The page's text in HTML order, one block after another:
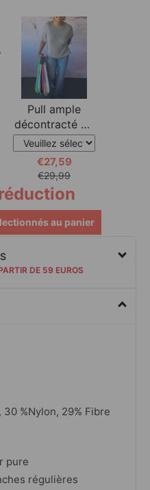
Pull ample
décontracté de
couleur unie à
€27,59
€29,99
au panier
DE 59 EUROS
%Nylon, 29% Fibre
pure
régulières